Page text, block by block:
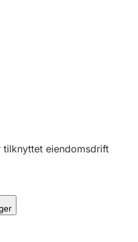
tilknyttet eiendomsdrift